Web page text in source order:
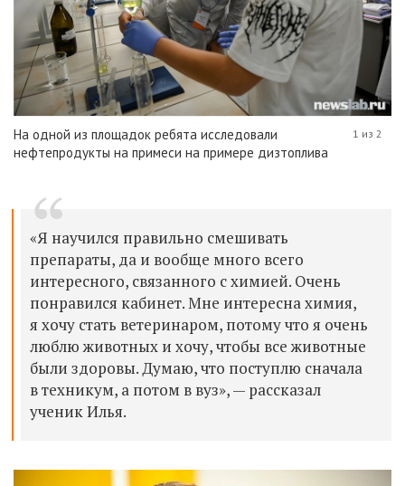
На одной из площадок ребята исследовали
нефтепродукты на примеси на примере дизтоплива
1 из 2
«Я научился правильно смешивать
препараты, да и вообще много всего
интересного, связанного с химией. Очень
понравился кабинет. Мне интересна химия,
я хочу стать ветеринаром, потому что я очень
люблю животных и хочу, чтобы все животные
были здоровы. Думаю, что поступлю сначала
в техникум, а потом в вуз», — рассказал
ученик Илья.